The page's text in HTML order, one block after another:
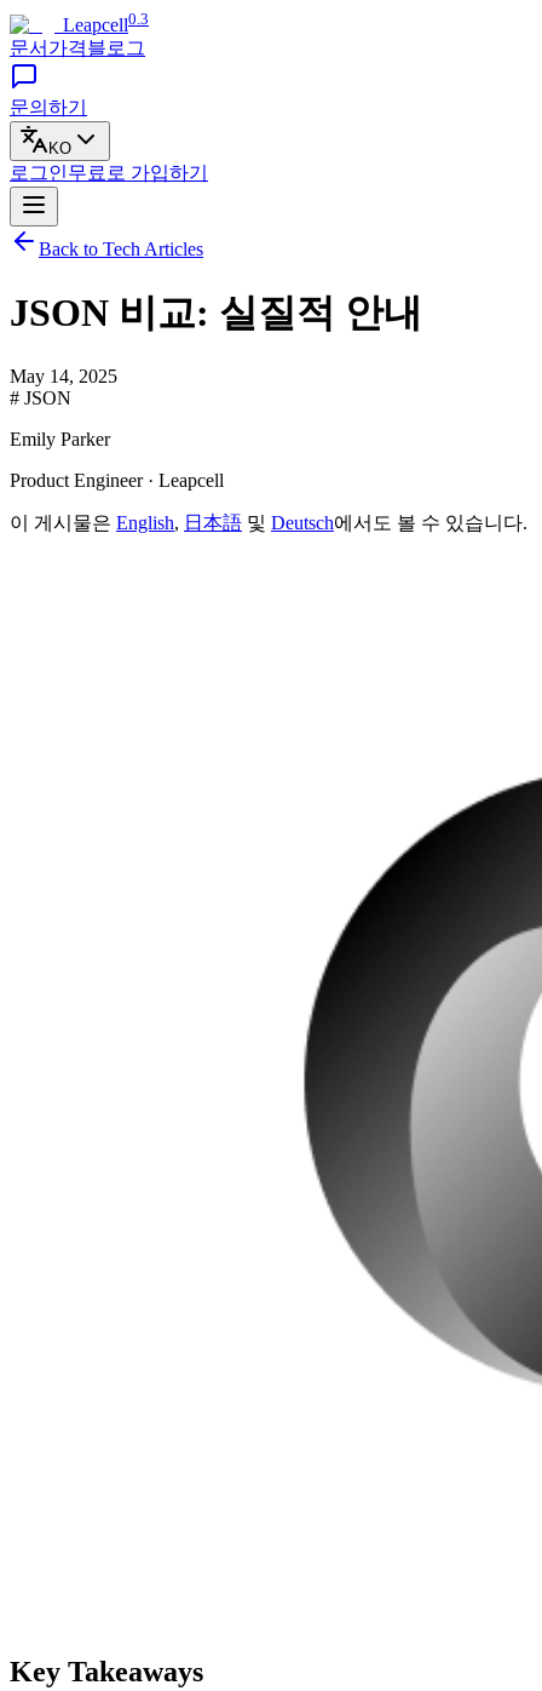
Leapcell0.3
문서 가격블로그
문의하기
KO
로그인무료로 가입하기
Back to Tech Articles
JSON 비교: 실질적 안내
May 14, 2025
# JSON
Emily Parker
Product Engineer · Leapcell
이 게시물은 English, 日本語 및 Deutsch에서도 볼 수 있습니다.
Key Takeaways